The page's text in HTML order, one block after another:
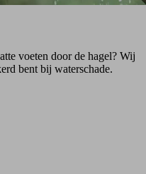
voeten door de hagel? Wij
bent bij waterschade.